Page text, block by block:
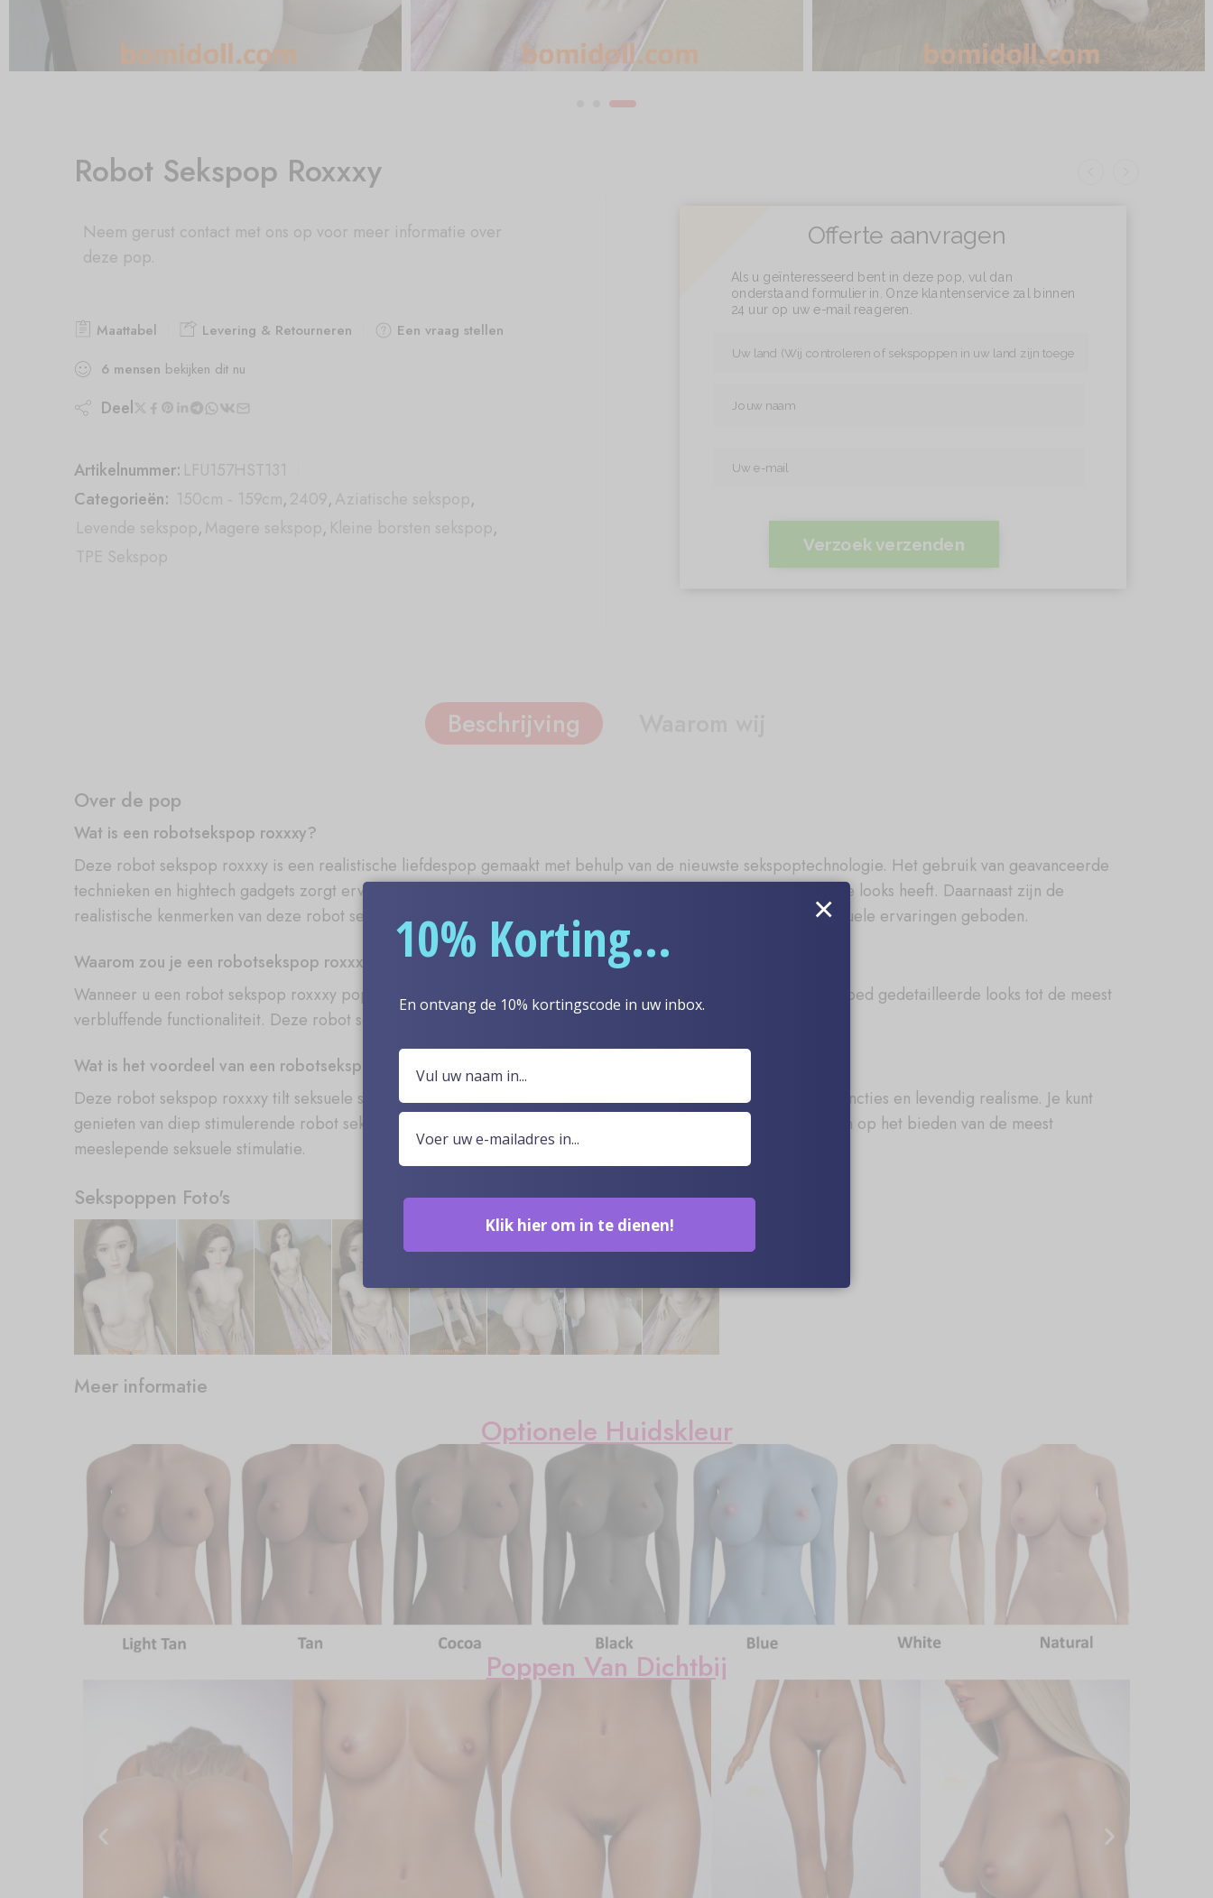
Robot Sekspop Roxxxy
Neem gerust contact met ons op voor meer informatie over
deze pop.
Maattabel Levering & Retourneren
Een vraag stellen
6 mensen bekijken dit nu
Deel
Artikelnummer: LFU157HST131
Categorieën: 150cm - 159cm,2409,Aziatische sekspop,
Levende sekspop,Magere sekspop, Kleine borsten sekspop,
TPE Sekspop
Offerte aanvragen
Als u geïnteresseerd bent in deze pop, vul dan
onderstaand formulier in. Onze klantenservice zal binnen
24 uur op uw e-mail reageren.
Verzoek verzenden
Beschrijving
Over de pop
Wat is een robotsekspop roxxxy?
Deze robot sekspop roxxxy is een realistische liefdespop gemaakt met behulp van de nieuwste sekspoptechnologie. Het gebruik van geavanceerde
technieken en hightech gadgets zorgt ervoor dat deze robot sekspop roxxxy de meest levensechte expressieve looks heeft. Daarnaast zijn de
realistische kenmerken van deze robot sekspop roxxxy ongeëvenaard. Zo worden de meest meeslepende seksuele ervaringen geboden.
Waarom zou je een robotsekspop roxxxy kopen?
Wanneer u een robot sekspop roxxxy pop koopt, kunt u genieten van zeer realistische kenmerken. Van sexy, goed gedetailleerde looks tot de meest
verbluffende functionaliteit. Deze robot sekspop roxxxy garandeert uw volledige seksuele bevrediging.
Wat is het voordeel van een robotsekspop roxxxy?
Deze robot sekspop roxxxy tilt seksuele stimulatie verder dan de norm. Dankzij een combinatie van high tch-functies en levendig realisme. Je kunt
genieten van diep stimulerende robot sekspop roxxxy seks met zoveel functionaliteiten die allemaal gericht zijn op het bieden van de meest
meeslepende seksuele stimulatie.
Sekspoppen Foto's
Meer informatie
Optionele Huidskleur
Poppen Van Dichtbij
10% Korting...
En ontvang de 10% kortingscode in uw inbox.
Klik hier om in te dienen!
×